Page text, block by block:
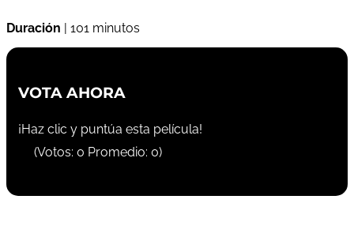
Duración | 101 minutos
VOTA AHORA
¡Haz clic y puntúa esta película!
(Votos: 0 Promedio: 0)